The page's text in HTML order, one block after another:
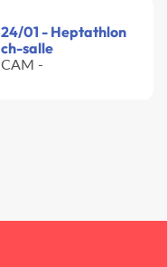
24/01 - Heptathlon
ch-salle
CAM -